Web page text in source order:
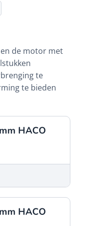
de motor met
te
te bieden
HACO
HACO